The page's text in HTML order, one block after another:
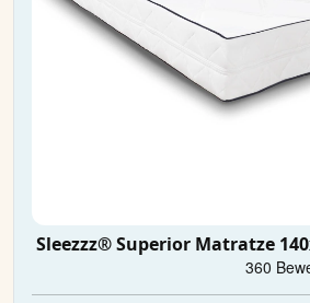
Sleezzz® Superior Matratze